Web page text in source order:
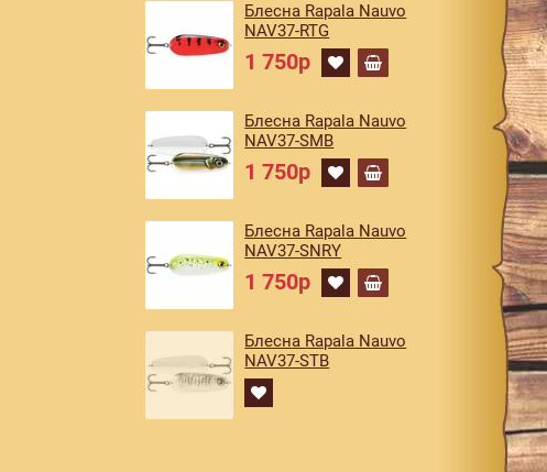
Блесна Rapala Nauvo
NAV37-RTG
1 750р
Блесна Rapala Nauvo
NAV37-SMB
1 750р
Блесна Rapala Nauvo
NAV37-SNRY
1 750р
Блесна Rapala Nauvo
NAV37-STB